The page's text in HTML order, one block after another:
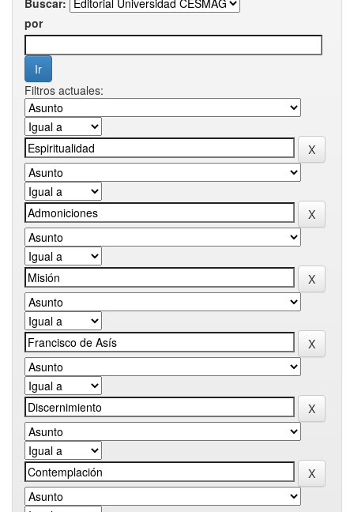
Buscar:
por
Filtros actuales: